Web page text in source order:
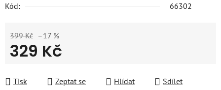
Kód: 66302
399 Kč –17 %
329 Kč
Tisk
Zeptat se Hlídat Sdílet